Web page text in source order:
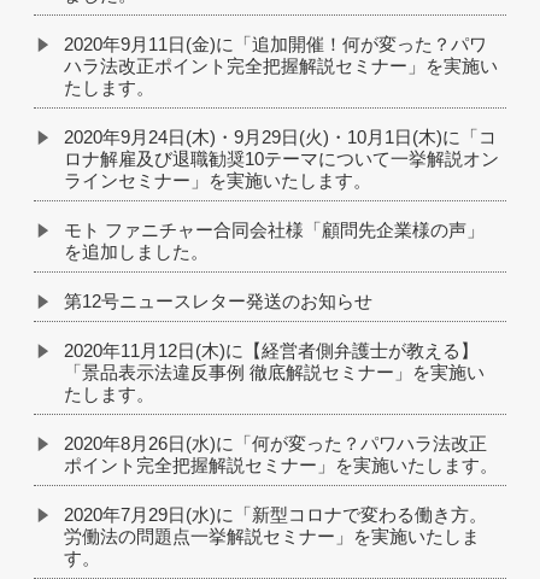
2020年9月11日(金)に「追加開催！何が変った？パワ
ハラ法改正ポイント完全把握解説セミナー」を実施い
たします。
2020年9月24日(木)・9月29日(火)・10月1日(木)に「コ
ロナ解雇及び退職勧奨10テーマについて一挙解説オン
ラインセミナー」を実施いたします。
モト ファニチャー合同会社様「顧問先企業様の声」
を追加しました。
第12号ニュースレター発送のお知らせ
2020年11月12日(木)に【経営者側弁護士が教える】
「景品表示法違反事例 徹底解説セミナー」を実施い
たします。
2020年8月26日(水)に「何が変った？パワハラ法改正
ポイント完全把握解説セミナー」を実施いたします。
2020年7月29日(水)に「新型コロナで変わる働き方。
労働法の問題点一挙解説セミナー」を実施いたしま
す。